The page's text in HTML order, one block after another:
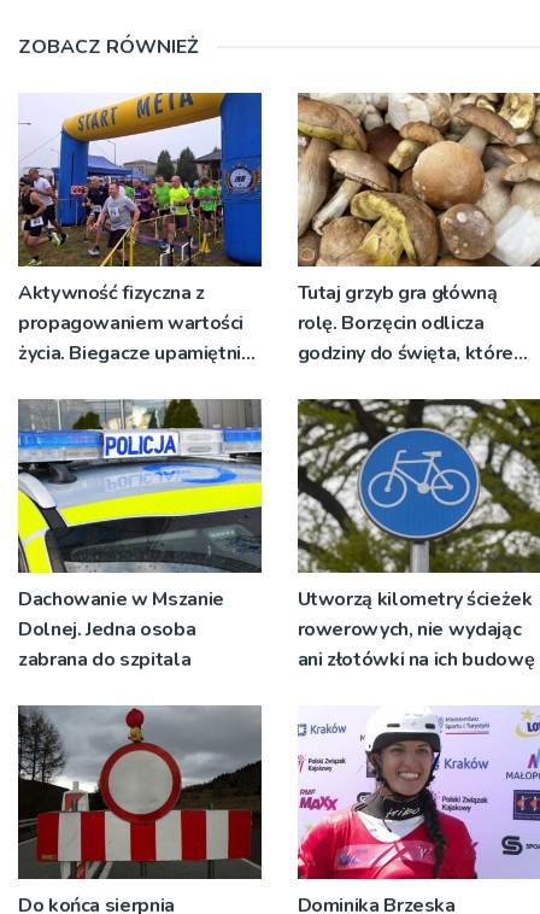
ZOBACZ RÓWNIEŻ
Aktywność fizyczna z
propagowaniem wartości
życia. Biegacze upamiętnili
Tutaj grzyb gra główną
rolę. Borzęcin odlicza
godziny do święta, które
pokoleń
Dachowanie w Mszanie
Dolnej. Jedna osoba
zabrana do szpitala
Utworzą kilometry ścieżek
rowerowych, nie wydając
ani złotówki na ich budowę
Do końca sierpnia
Dominika Brzeska